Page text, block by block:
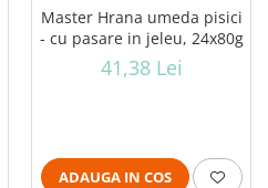
Master Hrana umeda pisici
- cu pasare in jeleu, 24x80g
41,38 Lei
ADAUGA IN COS